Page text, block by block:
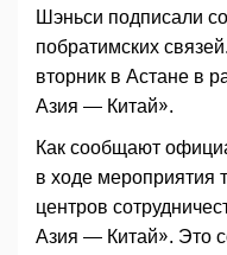
Шэньси подписали
побратимских
вторник в Астане в
Азия — Китай».
Как сообщают
в ходе мероприятия
центров
Азия — Китай». Это